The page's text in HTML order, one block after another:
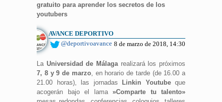
gratuito para aprender los secretos de los
youtubers
AVANCE DEPORTIVO
@deportivoavance 8 de marzo de 2018, 14:30
La Universidad de Málagarealizará los próximos
7, 8 y 9 de marzo, en horario de tarde (de 16.00 a
21.00 horas), las jornadas
Linkin Youtubeque
acogerán bajo el lama »Comparte tu talento»